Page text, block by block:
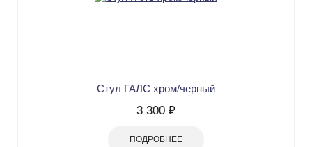
Стул ГАЛС хром/черный
3 300 ₽
ПОДРОБНЕЕ